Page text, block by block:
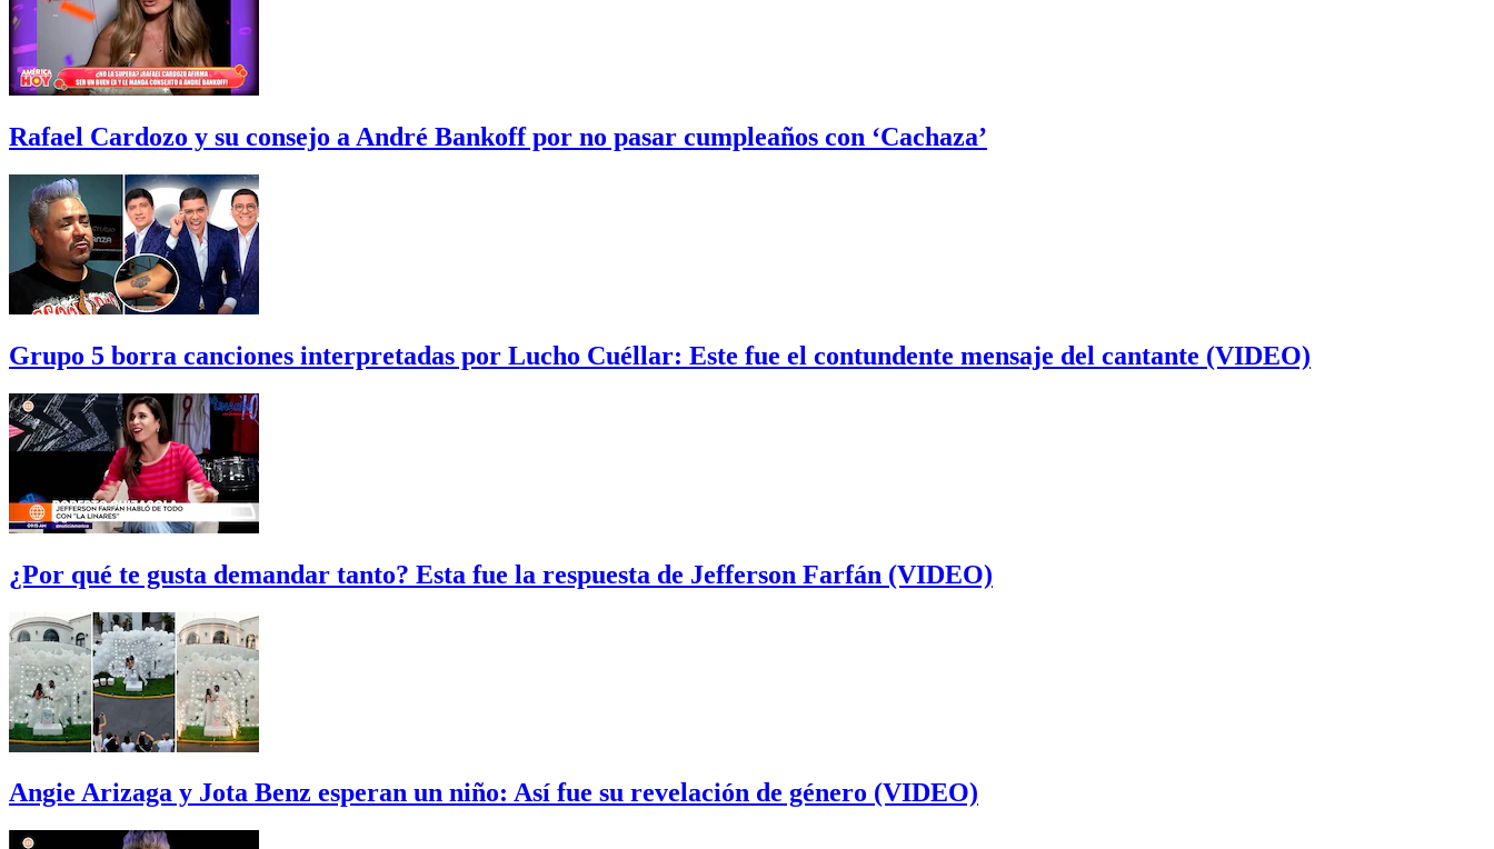
Rafael Cardozo y su consejo a André Bankoff por no pasar cumpleaños con ‘Cachaza’
Grupo 5 borra canciones interpretadas por Lucho Cuéllar: Este fue el contundente mensaje del cantante (VIDEO)
¿Por qué te gusta demandar tanto? Esta fue la respuesta de Jefferson Farfán (VIDEO)
Angie Arizaga y Jota Benz esperan un niño: Así fue su revelación de género (VIDEO)